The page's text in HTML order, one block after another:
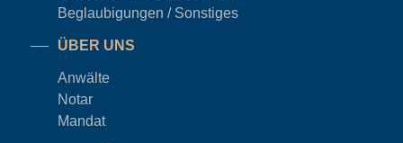
Beglaubigungen / Sonstiges
ÜBER UNS
Anwälte
Notar
Mandat